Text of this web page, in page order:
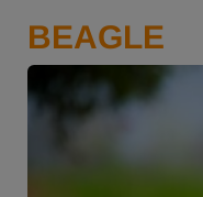
BEAGLE